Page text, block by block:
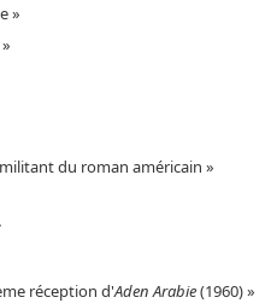
»
du roman américain »
réception d'Aden Arabie(1960) »